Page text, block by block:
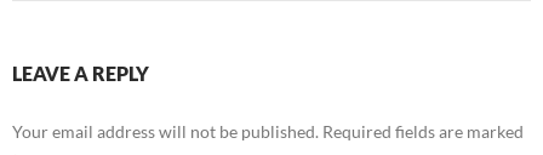
LEAVE A REPLY
Your email address will not be published. Required fields are marked